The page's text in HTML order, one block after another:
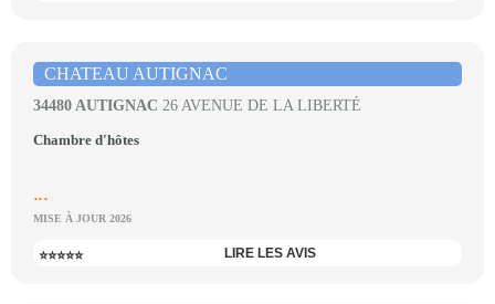
CHATEAU AUTIGNAC
34480 AUTIGNAC 26 AVENUE DE LA LIBERTÉ
Chambre d'hôtes
...
MISE À JOUR 2026
⭐⭐⭐⭐⭐ LIRE LES AVIS